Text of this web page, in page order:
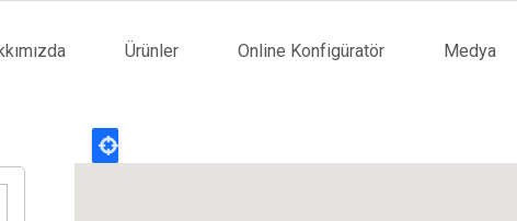
Ürünler Online Konfigüratör Medya